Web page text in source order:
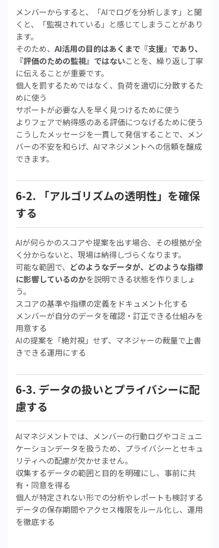
メンバーからすると、「AIでログを分析します」と聞
くと、「監視されている」と感じてしまうことがあり
ます。
そのため、AI活用の目的はあくまで『支援』であり、
『評価のための監視』ではないことを、繰り返し丁寧
に伝えることが重要です。
個人を罰するためではなく、負荷を適切に分散するた
めに使う
サポートが必要な人を早く見つけるために使う
よりフェアで納得感のある評価につなげるために使う
こうしたメッセージを一貫して発信することで、メン
バーの不安を和らげ、AIマネジメントへの信頼を醸成
できます。
6-2. 「アルゴリズムの透明性」を確保
する
AIが何らかのスコアや提案を出す場合、その根拠が全
く分からないと、現場は納得しづらくなります。
可能な範囲で、 どのようなデータが、どのような指標
に影響しているのかを説明できる状態を作りましょ
う。
スコアの基準や指標の定義をドキュメント化する
メンバーが自分のデータを確認・訂正できる仕組みを
用意する
AIの提案を「絶対視」せず、マネジャーの裁量で上書
きできる運用にする
6-3. データの扱いとプライバシーに配
慮する
AIマネジメントでは、メンバーの行動ログやコミュニ
ケーションデータを扱うため、プライバシーとセキュ
リティへの配慮が欠かせません。
収集するデータの範囲と目的を明確にし、事前に共
有・同意を得る
個人が特定されない形での分析やレポートも検討する
データの保存期間やアクセス権限をルール化し、運用
を徹底する